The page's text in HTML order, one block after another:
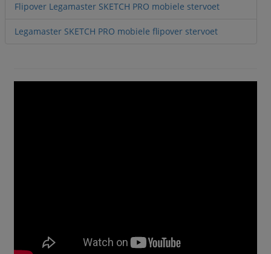
Flipover Legamaster SKETCH PRO mobiele stervoet
Legamaster SKETCH PRO mobiele flipover stervoet